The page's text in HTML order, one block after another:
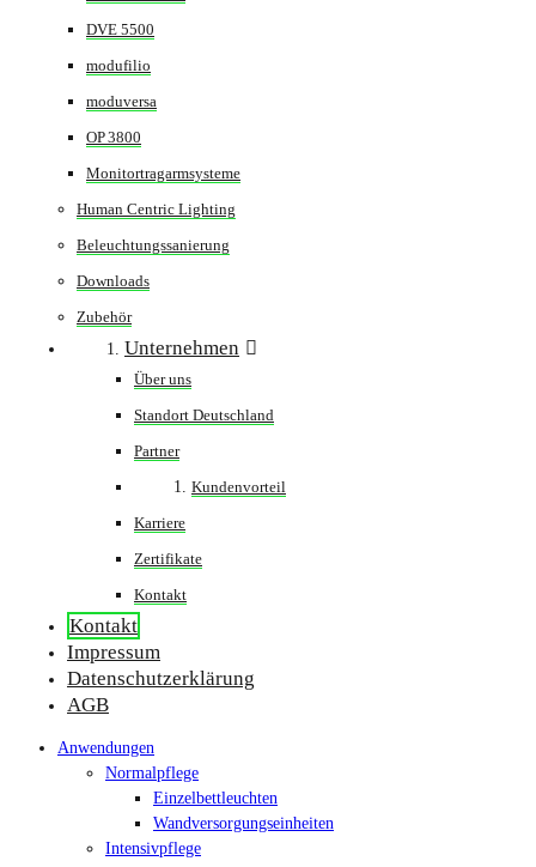
DVE 5500
modufilio
moduversa
OP 3800
Monitortragarmsysteme
Human Centric Lighting
Beleuchtungssanierung
Downloads
Zubehör
Unternehmen
Über uns
Standort Deutschland
Partner
Kundenvorteil
Karriere
Zertifikate
Kontakt
Kontakt
Impressum
Datenschutzerklärung
AGB
Anwendungen
Normalpflege
Einzelbettleuchten
Wandversorgungseinheiten
Intensivpflege